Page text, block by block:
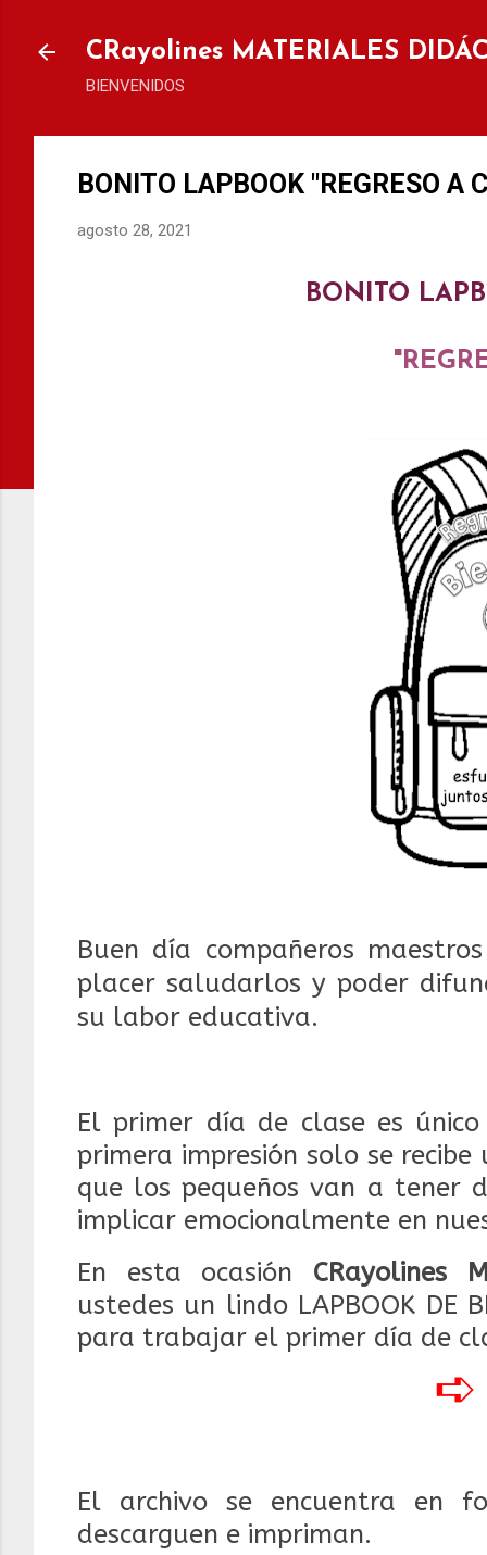
CRayolines MATERIALES
BIENVENIDOS
BONITO LAPBOOK "REGRESO A
agosto 28, 2021
BONITO
Buen día compañeros
placer saludarlos y poder
su labor educativa.
El primer día de clase es
primera impresión solo se
que los pequeños van a tener
implicar emocionalmente en
En esta ocasión CRayolines
ustedes un lindo LAPBOOK DE
para trabajar el primer día de
El archivo se encuentra en
descarguen e impriman.